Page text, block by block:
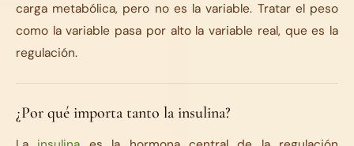
carga metabólica, pero no es la variable. Tratar el peso
como la variable pasa por alto la variable real, que es la
regulación.
¿Por qué importa tanto la insulina?